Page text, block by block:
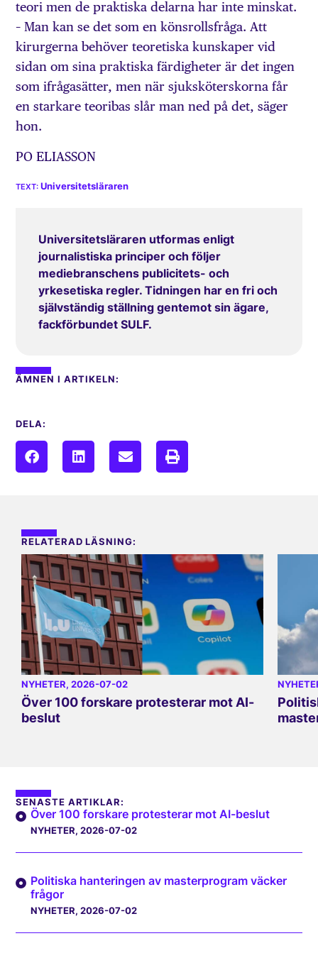
teori men de praktiska delarna har inte minskat.
– Man kan se det som en könsrollsfråga. Att
kirurgerna behöver teoretiska kunskaper vid
sidan om sina praktiska färdigheter är det ingen
som ifrågasätter, men när sjuksköterskorna får
en starkare teoribas slår man ned på det, säger
hon.
PO ELIASSON
Universitetsläraren
Universitetsläraren utformas enligt
journalistiska principer och följer
mediebranschens publicitets- och
yrkesetiska regler. Tidningen har en fri och
självständig ställning gentemot sin ägare,
fackförbundet SULF.
ÄMNEN I ARTIKELN:
DELA:
RELATERAD LÄSNING:
NYHETER, 2026-07-02
Över 100 forskare protesterar mot AI-
beslut
SENASTE ARTIKLAR:
Över 100 forskare protesterar mot AI-beslut
NYHETER, 2026-07-02
Politiska hanteringen av masterprogram väcker
frågor
NYHETER, 2026-07-02